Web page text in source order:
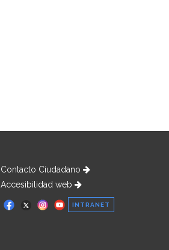
Contacto Ciudadano
Accesibilidad web
INTRANET